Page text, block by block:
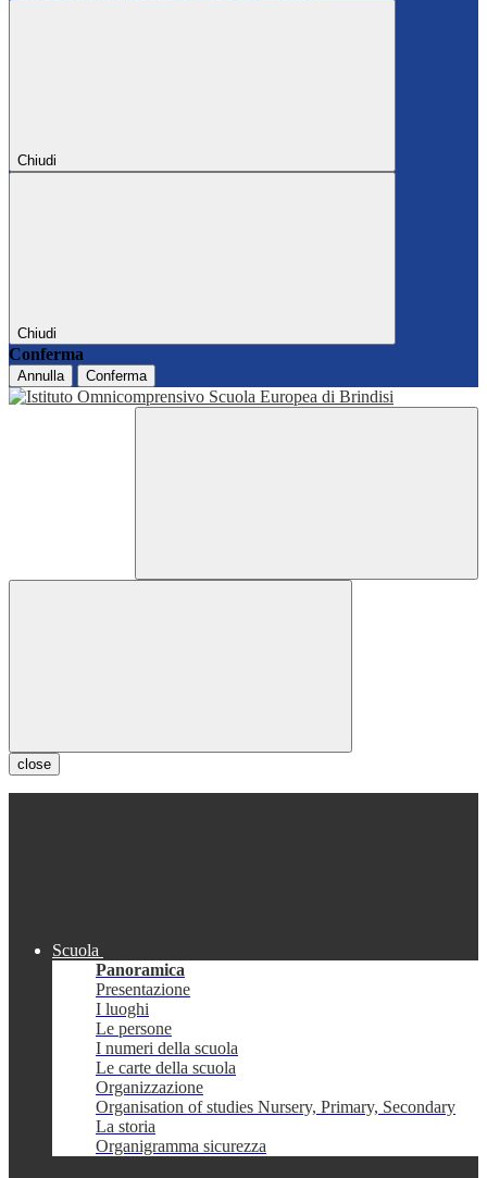
Chiudi
Chiudi
Conferma
Annulla Conferma
close
Scuola
Panoramica
Presentazione
I luoghi
Le persone
I numeri della scuola
Le carte della scuola
Organizzazione
Organisation of studies Nursery, Primary, Secondary
La storia
Organigramma sicurezza